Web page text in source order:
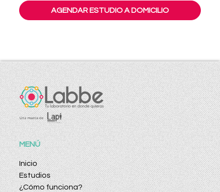
AGENDAR ESTUDIO A DOMICILIO
MENÚ
Inicio
Estudios
¿Cómo funciona?